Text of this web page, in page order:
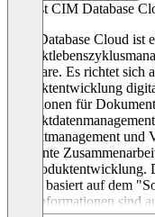
Was ist CIM Database
CIM Database Cloud ist
Software. Es richtet sich
Produktentwicklung
Funktionen für
Projektmanagement
effiziente
die
Cloud basiert auf dem
Preisinformationen sind